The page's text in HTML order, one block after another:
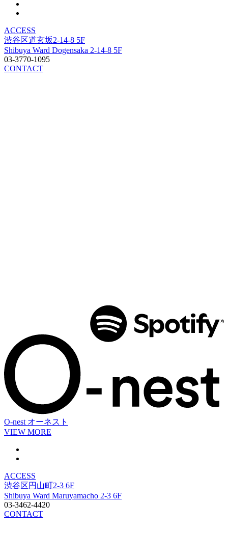
ACCESS
渋谷区道玄坂2-14-8 5F
Shibuya Ward Dogensaka 2-14-8 5F
03-3770-1095
CONTACT
O-nest オーネスト
VIEW MORE
ACCESS
渋谷区円山町2-3 6F
Shibuya Ward Maruyamacho 2-3 6F
03-3462-4420
CONTACT